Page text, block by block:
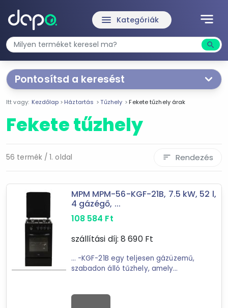
notes
menu Kategóriák
search
Pontosítsd a keresést
Segítünk a keresésben!
Válaszd ki a jellemzőketTe magad!
Termékjellemzők
Elektromos tűzhely
Kombinált tűzhely
Fehér
Mora
Inox
Ár szűrése
Itt vagy: Kezdőlap Háztartás Tűzhely Fekete tűzhely árak
Fekete tűzhely
56 termék / 1. oldal sort Rendezés
MPM MPM-56-KGF-21B, 7.5 kW, 52 l,
4 gázégő, ...
108 584 Ft
szállítási díj: 8 690Ft
... -KGF-21B egy teljesen gázüzemű,
szabadon álló tűzhely, amely
készülék 50 cm ...